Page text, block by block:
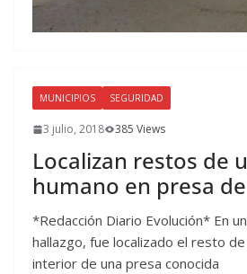
MUNICIPIOS SEGURIDAD
3 julio, 2018 385 Views
Localizan restos de
humano en presa
*Redacción Diario Evolución* En
hallazgo, fue localizado el resto
interior de una presa conocida